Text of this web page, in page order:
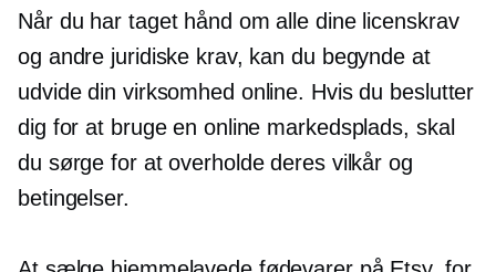
Når du har taget hånd om alle dine licenskrav
og andre juridiske krav, kan du begynde at
udvide din virksomhed online. Hvis du beslutter
dig for at bruge en online markedsplads, skal
du sørge for at overholde deres vilkår og
betingelser.